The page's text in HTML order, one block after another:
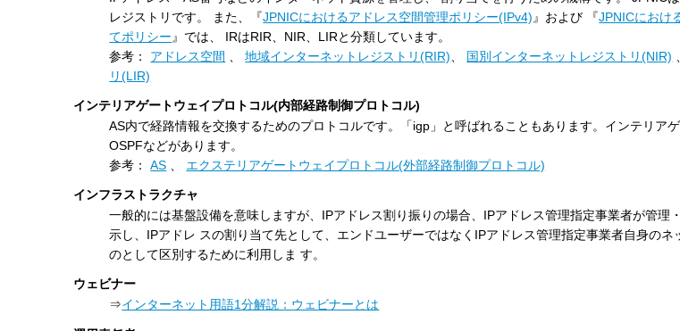
レジストリです。 また、『JPNICにおけるアドレス空間管理ポリシー(IPv4) 』および 『JPNICにおけ
てポリシー 』では、 IRはRIR、NIR、LIRと分類しています。
参考： アドレス空間 、地域インターネットレジストリ(RIR) 国別インターネットレジストリ(NIR)
リ(LIR)
インテリアゲートウェイプロトコル(内部経路制御プロトコル)
AS内で経路情報を交換するためのプロトコルです。「igp」と呼ばれることもあります。インテリア
OSPFなどがあります。
参考：AS エクステリアゲートウェイプロトコル(外部経路制御プロトコル)
インフラストラクチャ
一般的には基盤設備を意味しますが、IPアドレス割り振りの場合、IPアドレス管理指定事業者が管理
示し、IPアドレ スの割り当て先として、エンドユーザーではなくIPアドレス管理指定事業者自身のネ
のとして区別するために利用しま す。
ウェビナー
⇒インターネット用語1分解説：ウェビナーとは